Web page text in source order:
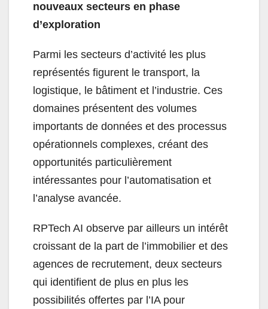
nouveaux secteurs en phase
d’exploration
Parmi les secteurs d’activité les plus
représentés figurent le transport, la
logistique, le bâtiment et l’industrie. Ces
domaines présentent des volumes
importants de données et des processus
opérationnels complexes, créant des
opportunités particulièrement
intéressantes pour l’automatisation et
l’analyse avancée.
RPTech AI observe par ailleurs un intérêt
croissant de la part de l’immobilier et des
agences de recrutement, deux secteurs
qui identifient de plus en plus les
possibilités offertes par l’IA pour